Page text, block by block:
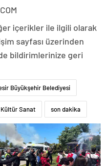
içerikler ile ilgili olarak
sayfası üzerinden
bildirimlerinize geri
Büyükşehir Belediyesi
Kültür Sanat son dakika